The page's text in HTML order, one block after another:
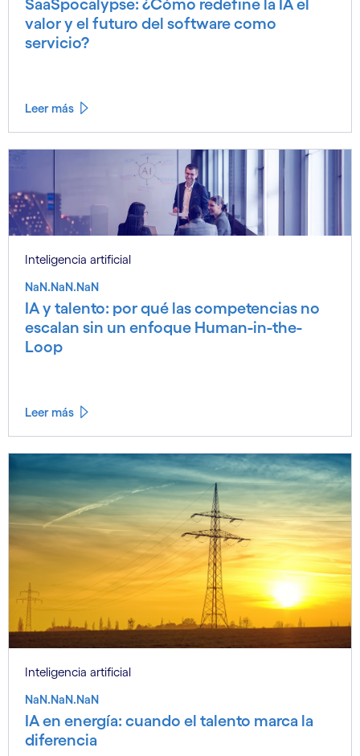
SaaSpocalypse: ¿Cómo redefine la IA el
valor y el futuro del software como
servicio?
Leer más
Inteligencia artificial
NaN.NaN.NaN
IA y talento: por qué las competencias no
escalan sin un enfoque Human-in-the-
Loop
Leer más
Inteligencia artificial
NaN.NaN.NaN
IA en energía: cuando el talento marca la
diferencia